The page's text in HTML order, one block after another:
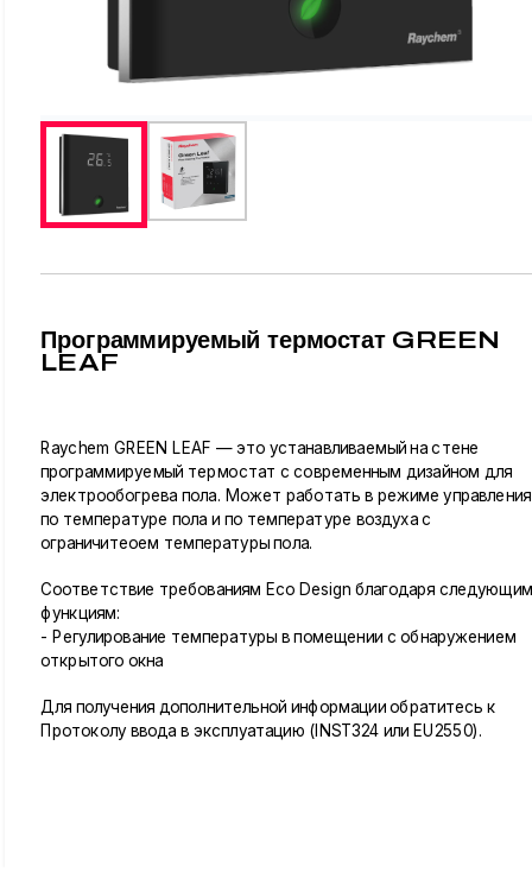
Программируемый термостат GREEN
LEAF
Raychem GREEN LEAF — это устанавливаемый на стене
программируемый термостат с современным дизайном для
электрообогрева пола. Может работать в режиме управления
по температуре пола и по температуре воздуха с
ограничитеоем температуры пола.
Соответствие требованиям Eco Design благодаря следующим
функциям:
- Регулирование температуры в помещении с обнаружением
открытого окна
Для получения дополнительной информации обратитесь к
Протоколу ввода в эксплуатацию (INST324 или EU2550).